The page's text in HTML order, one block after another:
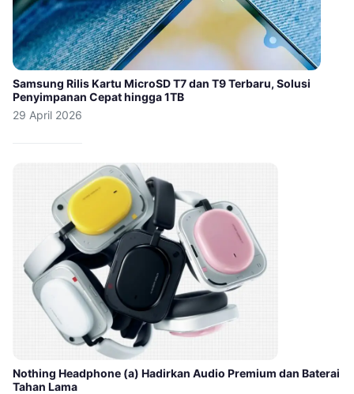
Samsung Rilis Kartu MicroSD T7 dan T9 Terbaru, Solusi
Penyimpanan Cepat hingga 1TB
29 April 2026
Nothing Headphone (a) Hadirkan Audio Premium dan Baterai
Tahan Lama